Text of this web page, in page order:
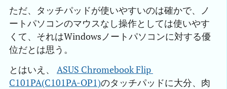
ただ、タッチパッドが使いやすいのは確かで、ノ
ートパソコンのマウスなし操作としては使いやす
くて、それはWindowsノートパソコンに対する優
位だとは思う。
とはいえ、 ASUS Chromebook Flip
C101PA(C101PA-OP1)のタッチパッドに大分、肉